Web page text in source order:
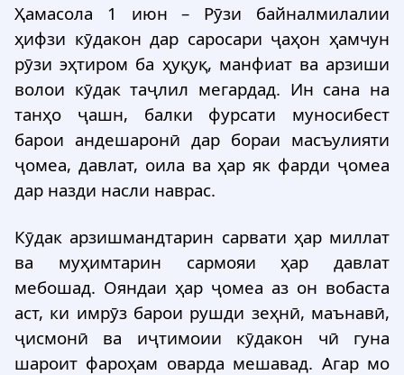
Ҳамасола 1 июн – Рӯзи байналмилалии
ҳифзи кӯдакон дар саросари ҷаҳон ҳамчун
рӯзи эҳтиром ба ҳуқуқ, манфиат ва арзиши
волои кӯдак таҷлил мегардад. Ин сана на
танҳо ҷашн, балки фурсати муносибест
барои андешаронӣ дар бораи масъулияти
ҷомеа, давлат, оила ва ҳар як фарди ҷомеа
дар назди насли наврас.
Кӯдак арзишмандтарин сарвати ҳар миллат
ва муҳимтарин сармояи ҳар давлат
мебошад. Ояндаи ҳар ҷомеа аз он вобаста
аст, ки имрӯз барои рушди зеҳнӣ, маънавӣ,
ҷисмонӣ ва иҷтимоии кӯдакон чӣ гуна
шароит фароҳам оварда мешавад. Агар мо